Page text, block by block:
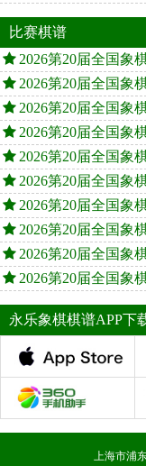
比赛棋谱
2026第20届全国象
2026第20届全国象
2026第20届全国象
2026第20届全国象
2026第20届全国象
2026第20届全国象
2026第20届全国象
2026第20届全国象
2026第20届全国象
2026第20届全国象
永乐象棋棋谱APP下
上海市浦